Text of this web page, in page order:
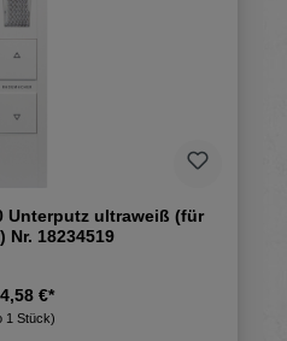
Unterputz ultraweiß (für
Nr. 18234519
€*
1 Stück)